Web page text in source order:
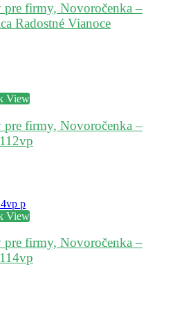
pre firmy, Novoročenka –
Radostné Vianoce
View
pre firmy, Novoročenka –
View
pre firmy, Novoročenka –